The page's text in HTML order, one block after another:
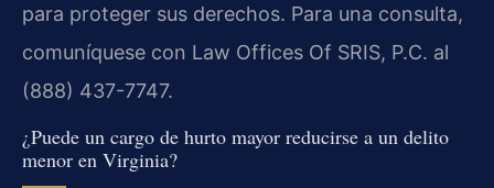
para proteger sus derechos. Para una consulta,
comuníquese con Law Offices Of SRIS, P.C. al
(888) 437-7747.
¿Puede un cargo de hurto mayor reducirse a un delito
menor en Virginia?